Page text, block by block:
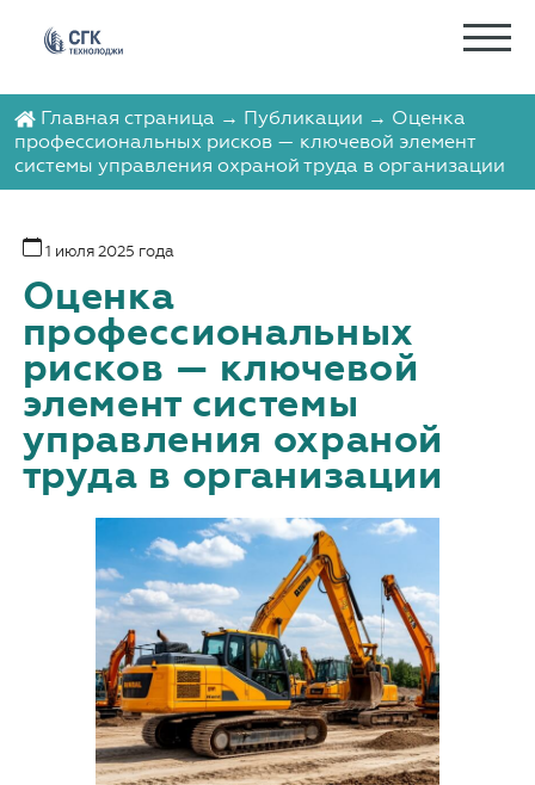
Главная страница → Публикации → Оценка
профессиональных рисков — ключевой элемент
системы управления охраной труда в организации
1 июля 2025 года
Оценка
профессиональных
рисков — ключевой
элемент системы
управления охраной
труда в организации